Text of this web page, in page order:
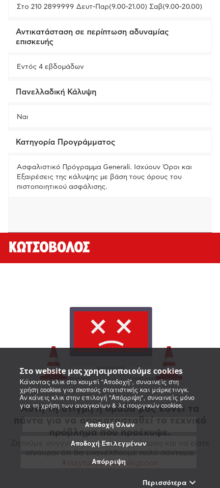
Στο website μας χρησιμοποιούμε cookies
Κάνοντας κλικ στο κουμπί "Αποδοχή", συναινείς στη
χρήση cookies για σκοπούς στατιστικής και μάρκετινγκ.
Αν κάνεις κλικ στην επιλογή "Απόρριψη", συναινείς μόνο
για τη χρήση των αναγκαίων & λειτουργικών cookies.
Αποδοχή Όλων
Αποδοχή Επιλεγμένων
Απόρριψη
Περισσότερα
Στο 210 2899999 Δευτ-Παρ(9.00-21.00) Σαβ(9.00-20.00)
Αντικατάσταση σε περίπτωση αδυναμίας
επισκευής
Εντός 4 εβδομάδων
Πανελλαδική Κάλυψη
Ναι
Κατηγορία Προγράμματος
Ασφαλιστικό Πρόγραμμα Generali. Ισχύουν Όροι και
Εξαιρέσεις της κάλυψης με βάση τους όρους του
πιστοποιητικού ασφάλισης.
Αυτή τη στιγμή η ομάδα μας κάνει τα
πάντα για να αποκατασταθεί το τεχνικό
πρόβλημα που προέκυψε.
Ζητούμε συγγνώμη για την αναστάτωση και να είστε
σίγουροι ότι θα επανέλθουμε πολύ σύντομα.
#staytuned #comingsoon